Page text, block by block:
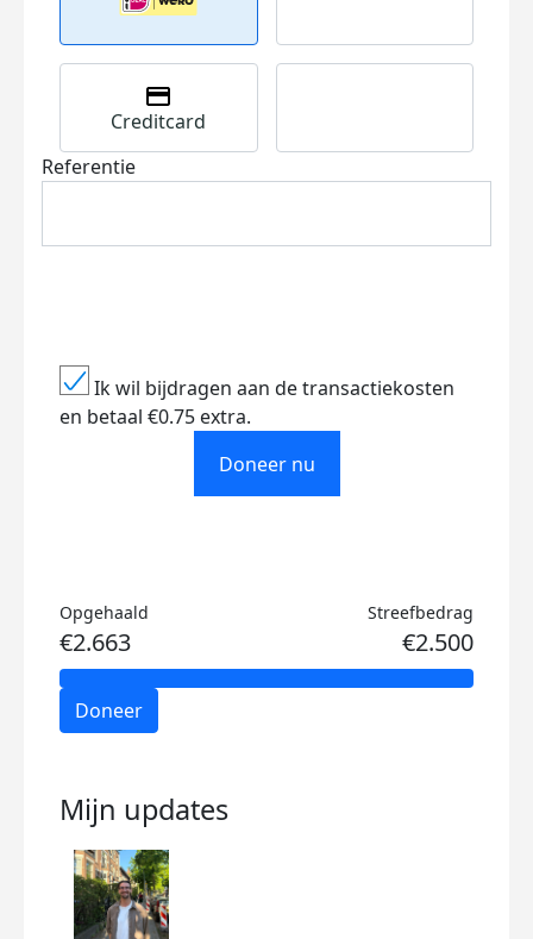
Creditcard
Referentie
Ik wil bijdragen aan de transactiekosten
en betaal €0.75 extra.
Doneer nu
Opgehaald
€2.663
Streefbedrag
€2.500
Doneer
Mijn updates